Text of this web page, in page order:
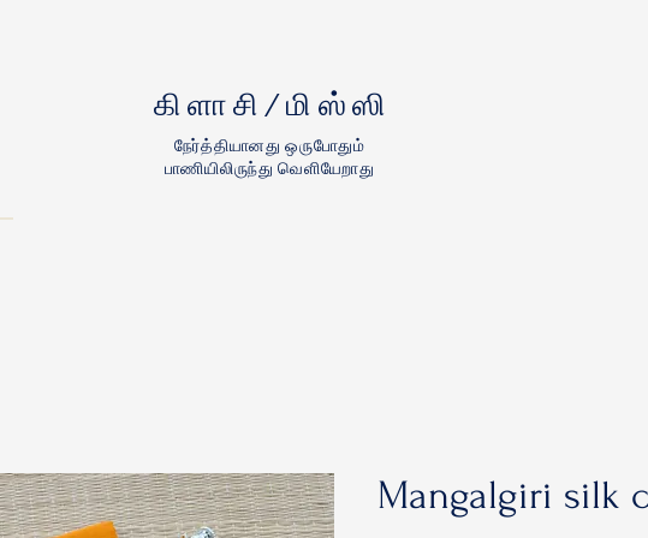
கிளாசி/மிஸ்ஸி
நேர்த்தியானது ஒருபோதும்
பாணியிலிருந்து வெளியேறாது
Mangalgiri silk